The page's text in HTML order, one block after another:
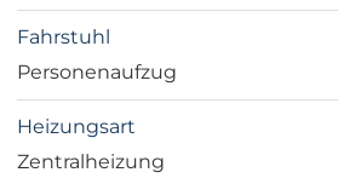
Fahrstuhl
Personenaufzug
Heizungsart
Zentralheizung